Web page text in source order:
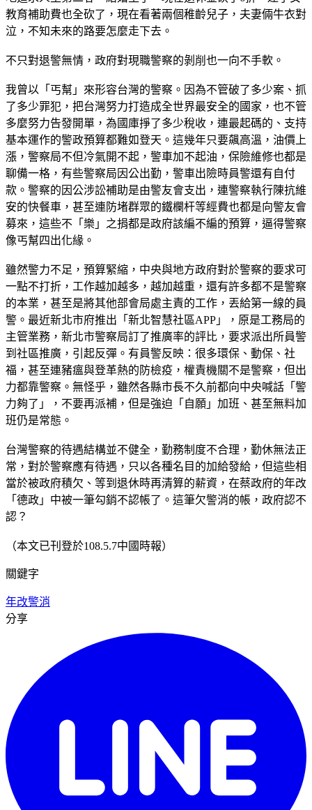
教育補助費也全砍了，現在看著兩個稚齡兒子，夫妻倆牛衣對
泣，不知未來的路要怎麼走下去。
不只對退警無情，政府對現職警察的剝削也一向不手軟。
我曾以「丐幫」來形容台灣的警察。因為不管破了多少案、抓
了多少罪犯，把台灣努力打造成全世界最安全的國家，也不管
多麼努力告發開單，為國庫掙了多少稅收，連最起碼的、支持
基本運作的警政預算都難如登天。這幾年只要飆高溫，油價上
漲，警察局不但冷氣開不起，警車加不起油，保險維修也都是
聊備一格，有些警察局因公出勤，警車出險時員警還有自付
款。警察的因公涉訟補助是由警友會支出，連警察執行陳抗維
安的快餐車，甚至連防堵群眾的鐵欄杆等經費也都是向警友會
募來，這些不「樂」之捐都是政府該編不編的預算，逼得警察
像丐幫四出化緣。
雖然警力不足，預算緊縮，中央與地方政府對於警察的要求可
一點不打折，工作越加越多，越加越重，還有許多都不是警察
的本業，甚至是將其他部會局處主責的工作，丟給第一線的員
警。最近新北市府推出「新北智慧社區APP」，原是工務局的
主管業務，新北市警察局訂了推廣率的評比，要求派出所員警
到社區推廣，引起反彈。有員警反映：很多環保、動保、社
福，甚至連豬瘟與登革熱的防檢疫，權責機關不是警察，但出
力都靠警察。無怪乎，雖然各縣市長不久前都向中央喊話「警
力夠了」，不要再派補，但是強迫「自願」加班、甚至無料加
班仍是常態。
台灣警察的待遇結構並不健全，勤務制度不合理，勤休無法正
常，對於警察應有待遇，只以各種名目的加給發給，但這些相
當於被政府積欠、等到退休時再清算的薪資，在蔡政府的年改
「德政」中被一筆勾銷不認帳了。這筆欠警消的帳，政府認不
認？
（本文已刊登於108.5.7中國時報）
關鍵字
年改警消
分享